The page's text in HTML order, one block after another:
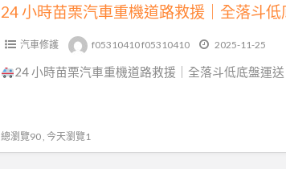
汽車修護 f05310410 f05310410 2025-11-25
24 小時苗栗汽車重機道路救援｜全落斗低底盤運送
總瀏覽90 , 今天瀏覽1